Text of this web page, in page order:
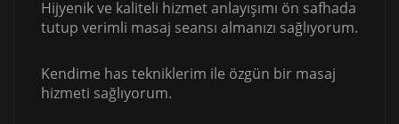
Hijyenik ve kaliteli hizmet anlayışımı ön safhada
tutup verimli masaj seansı almanızı sağlıyorum.
Kendime has tekniklerim ile özgün bir masaj
hizmeti sağlıyorum.